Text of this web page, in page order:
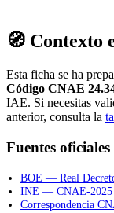
🧭 Contexto
Esta ficha se ha
Código CNAE
IAE. Si necesitas
anterior, consulta la
Fuentes oficiales
BOE — Real
INE — CNAE-2025
Correspondencia